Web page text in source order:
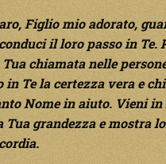
Figlio mio adorato,
il loro passo in Te.
chiamata nelle
in Te la certezza vera e
Nome in aiuto. Vieni
Tua grandezza e mostra